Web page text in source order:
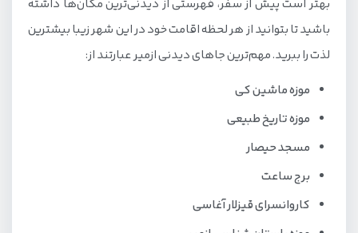
بهتر است پیش از سفر، فهرستی از دیدنی‌ترین مکان‌ها داشته
باشید تا بتوانید از هر لحظه اقامت خود در این شهر زیبا بیشترین
لذت را ببرید. مهم‌ترین جاهای دیدنی ازمیر عبارتند از:
موزه ماشین کی
موزه تاریخ طبیعی
مسجد حیصار
برج ساعت
کاروانسرای قیزلار آغاسی